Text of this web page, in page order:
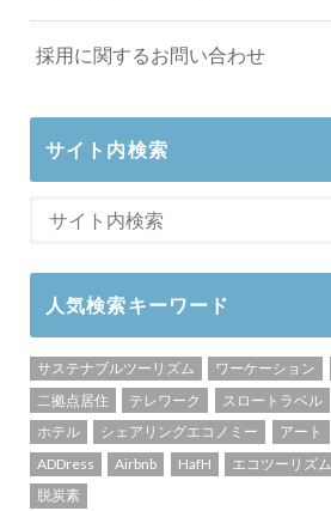
採用に関するお問い合わせ
サイト内検索
人気検索キーワード
サステナブルツーリズム ワーケーション
二拠点居住
テレワーク スロートラベル
ホテル
シェアリングエコノミー アート
ADDress
Airbnb HafH エコツーリズム
脱炭素